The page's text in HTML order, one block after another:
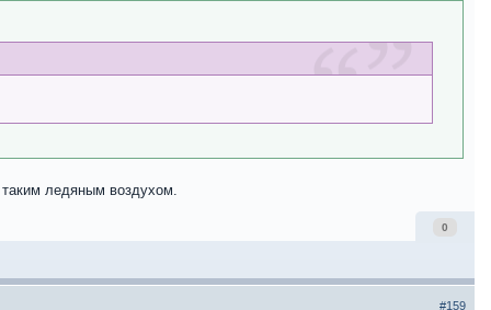
ледяным воздухом.
0
#159